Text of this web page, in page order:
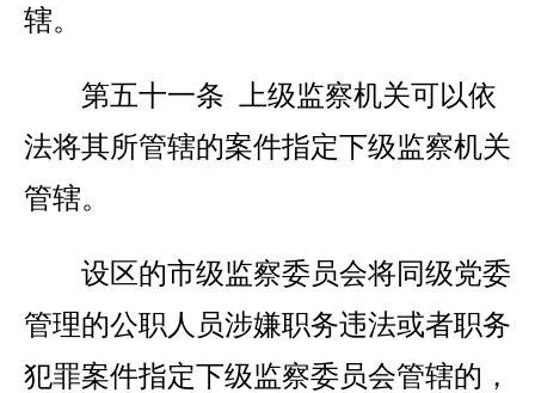
辖。
第五十一条 上级监察机关可以依
法将其所管辖的案件指定下级监察机关
管辖。
设区的市级监察委员会将同级党委
管理的公职人员涉嫌职务违法或者职务
犯罪案件指定下级监察委员会管辖的，